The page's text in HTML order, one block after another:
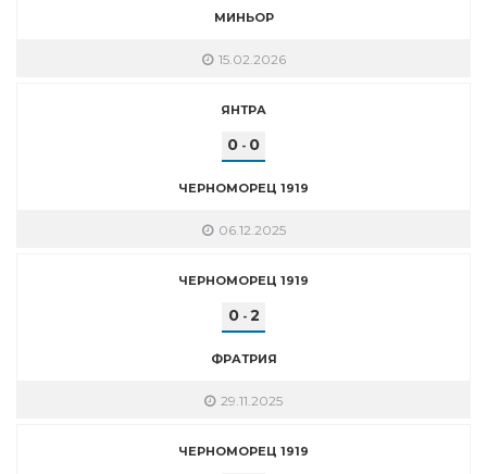
МИНЬОР
15.02.2026
ЯНТРА
0 - 0
ЧЕРНОМОРЕЦ 1919
06.12.2025
ЧЕРНОМОРЕЦ 1919
0- 2
ФРАТРИЯ
29.11.2025
ЧЕРНОМОРЕЦ 1919